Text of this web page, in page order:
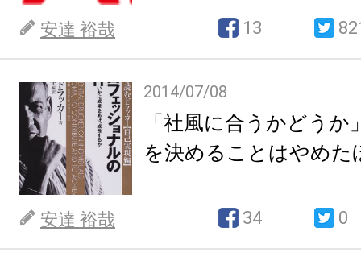
安達 裕哉 13
2014/07/08
「社風に合うかどうか
を決めることはやめた
安達 裕哉 34 0